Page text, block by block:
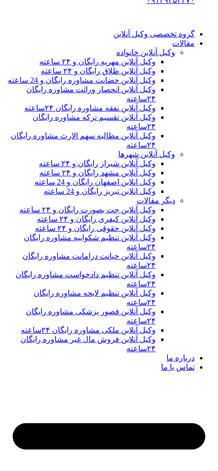
گروه تخصصی وکیل آنلاین
مقالات
وکیل آنلاین خانواده
وکیل آنلاین مهریه رایگان و ۲۴ ساعته
وکیل آنلاین طلاق رایگان و ۲۴ ساعته
وکیل آنلاین حضانت مشاوره رایگان و 24 ساعته
وکیل آنلاین انحصار وراثت مشاوره رایگان
وکیل آنلاین نفقه مشاوره رایگان ۲۴ساعته
وکیل آنلاین تقسیم ترکه مشاوره رایگان
وکیل آنلاین مطالبه سهم الارث مشاوره رایگان
وکیل آنلاین شهرها
وکیل آنلاین شیراز رایگان و ۲۴ ساعته
وکیل آنلاین مشهد رایگان و ۲۴ ساعته
وکیل انلاین اصفهان رایگان و 24 ساعته
وکیل انلاین تبریز رایگان و 24 ساعته
دیگر مقالات
وکیل آنلاین چت بصورت رایگان و ۲۴ ساعته
وکیل آنلاین کیفری رایگان و ۲۴ ساعته
وکیل آنلاین حقوقی رایگان و ۲۴ ساعته
وکیل آنلاین تنظیم شکواییه مشاوره رایگان
وکیل آنلاین خیانت درامانت مشاوره رایگان
وکیل آنلاین تنظیم دادخواست مشاوره رایگان
وکیل آنلاین تنظیم لایحه مشاوره رایگان
وکیل آنلاین قصور پزشکی مشاوره رایگان
وکیل آنلاین ملکی مشاوره رایگان ۲۴ساعته
وکیل آنلاین فروش مال غیر مشاوره رایگان
درباره ما
تماس با ما